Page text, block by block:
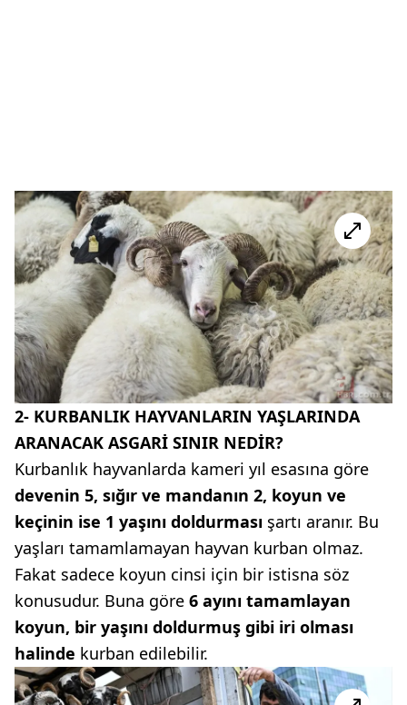
2- KURBANLIK HAYVANLARIN YAŞLARINDA
ARANACAK ASGARİ SINIR NEDİR?
Kurbanlık hayvanlarda kameri yıl esasına göre
devenin 5, sığır ve mandanın 2, koyun ve
keçinin ise 1 yaşını doldurması şartı aranır. Bu
yaşları tamamlamayan hayvan kurban olmaz.
Fakat sadece koyun cinsi için bir istisna söz
konusudur. Buna göre 6 ayını tamamlayan
koyun, bir yaşını doldurmuş gibi iri olması
halinde kurban edilebilir.